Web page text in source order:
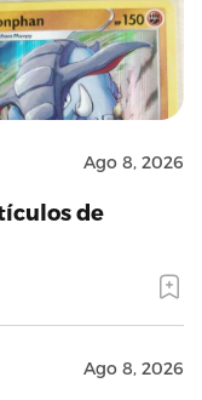
Ago 8, 2026
de
Ago 8, 2026